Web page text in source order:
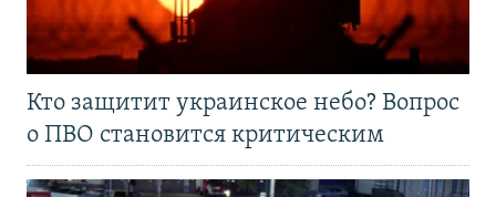
Кто защитит украинское небо? Вопрос
о ПВО становится критическим